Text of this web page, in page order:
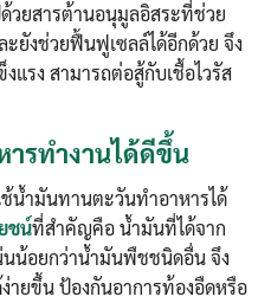
ด้วยสารต้านอนุมูลอิสระที่ช่วย
ยังช่วยฟื้นฟูเซลล์ได้อีกด้วย จึง
รง สามารถต่อสู้กับเชื้อไวรัส
ารทำงานได้ดีขึ้น
น้ำมันทานตะวันทำอาหารได้
ชน์ที่สำคัญคือ น้ำมันที่ได้จาก
น้อยกว่าน้ำมันพืชชนิดอื่น จึง
ายขึ้น ป้องกันอาการท้องอืดหรือ